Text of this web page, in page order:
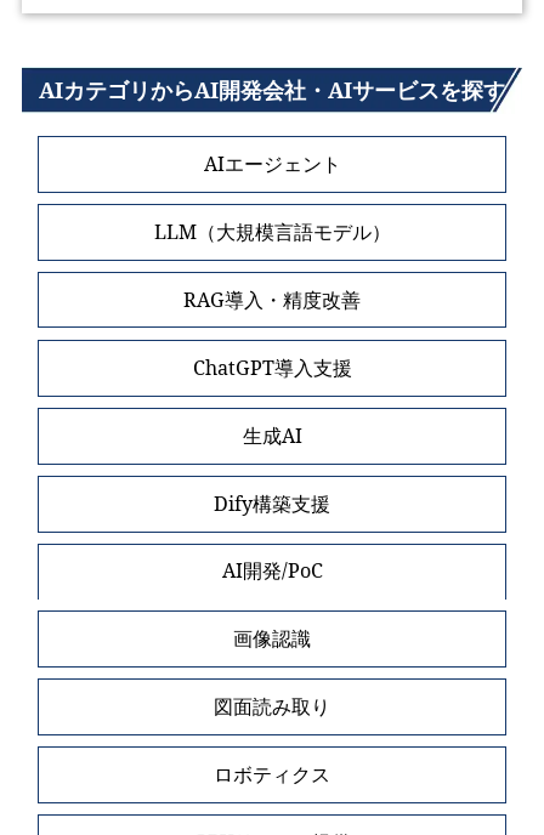
AIカテゴリからAI開発会社・AIサービスを探す
AIエージェント
LLM（大規模言語モデル）
RAG導入・精度改善
ChatGPT導入支援
生成AI
Dify構築支援
AI開発/PoC
画像認識
図面読み取り
ロボティクス